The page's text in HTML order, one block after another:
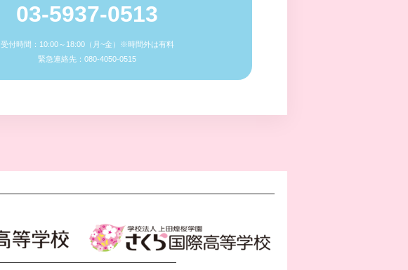
03-5937-0513
受付時間：10:00～18:00（月~金）※時間外は有料
緊急連絡先：080-4050-0515